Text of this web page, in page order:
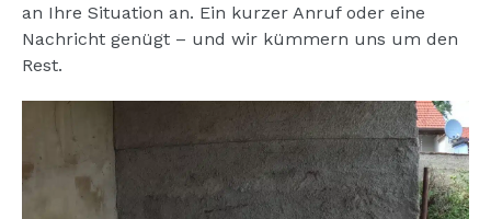
an Ihre Situation an. Ein kurzer Anruf oder eine
Nachricht genügt – und wir kümmern uns um den
Rest.